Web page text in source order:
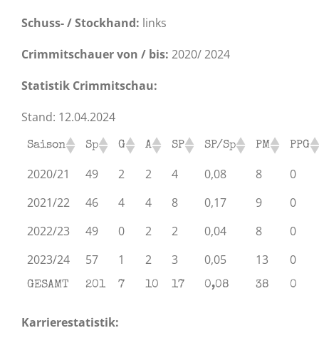
Schuss- / Stockhand: links
Crimmitschauer von / bis: 2020/ 2024
Statistik Crimmitschau:
Stand: 12.04.2024
Saison Sp G A SP SP/Sp PM PPG
2020/21 49 2 2 4 0,08 8
0
2021/22
46 4 4 8 0,17 9
0
2022/23
49 0 2 2 0,04 8
0
2023/24
57 1 2 3 0,05 13 0
GESAMT 201 7 10 17 0,08 38 0
Karrierestatistik: